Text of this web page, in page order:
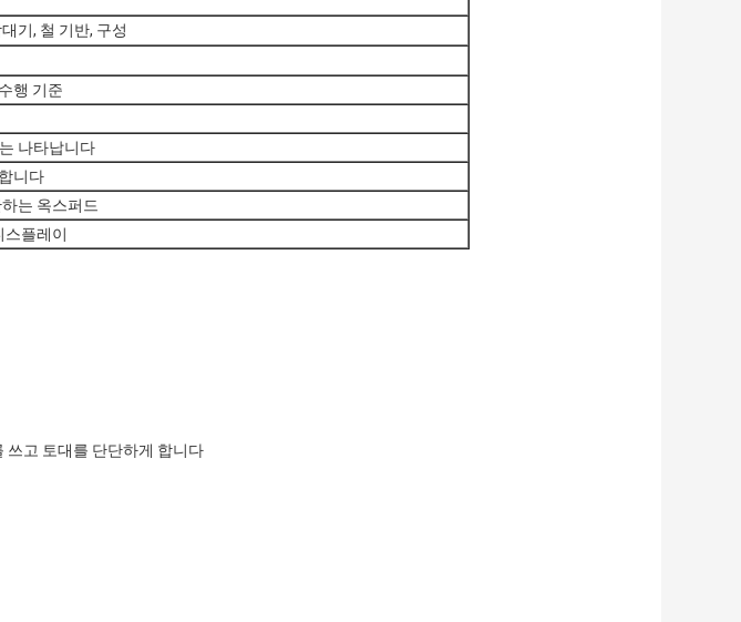
기, 철 기반, 구성
행 기준
나타납니다
니다
는 옥스퍼드
스플레이
쓰고 토대를 단단하게 합니다